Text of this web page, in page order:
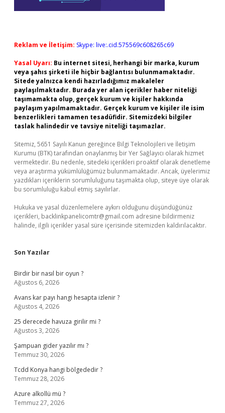
Reklam ve İletişim: Skype: live:.cid.575569c608265c69
Yasal Uyarı: Bu internet sitesi, herhangi bir marka, kurum
veya şahıs şirketi ile hiçbir bağlantısı bulunmamaktadır.
Sitede yalnızca kendi hazırladığımız makaleler
paylaşılmaktadır. Burada yer alan içerikler haber niteliği
taşımamakta olup, gerçek kurum ve kişiler hakkında
paylaşım yapılmamaktadır. Gerçek kurum ve kişiler ile isim
benzerlikleri tamamen tesadüfidir. Sitemizdeki bilgiler
taslak halindedir ve tavsiye niteliği taşımazlar.
Sitemiz, 5651 Sayılı Kanun gereğince Bilgi Teknolojileri ve İletişim
Kurumu (BTK) tarafından onaylanmış bir Yer Sağlayıcı olarak hizmet
vermektedir. Bu nedenle, sitedeki içerikleri proaktif olarak denetleme
veya araştırma yükümlülüğümüz bulunmamaktadır. Ancak, üyelerimiz
yazdıkları içeriklerin sorumluluğunu taşımakta olup, siteye üye olarak
bu sorumluluğu kabul etmiş sayılırlar.
Hukuka ve yasal düzenlemelere aykırı olduğunu düşündüğünüz
içerikleri, backlinkpanelicomtr@gmail.com adresine bildirmeniz
halinde, ilgili içerikler yasal süre içerisinde sitemizden kaldırılacaktır.
Son Yazılar
Birdir bir nasıl bir oyun ?
Ağustos 6, 2026
Avans kar payı hangi hesapta izlenir ?
Ağustos 4, 2026
25 derecede havuza girilir mi ?
Ağustos 3, 2026
Şampuan gider yazılır mı ?
Temmuz 30, 2026
Tcdd Konya hangi bölgededir ?
Temmuz 28, 2026
Azure alkollü mü ?
Temmuz 27, 2026